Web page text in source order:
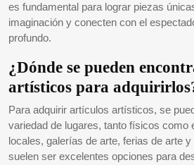
es fundamental para lograr piezas
imaginación y conecten con el
profundo.
¿Dónde se pueden
artísticos para
Para adquirir artículos artísticos, se
variedad de lugares, tanto físicos como
locales, galerías de arte, ferias de arte
suelen ser excelentes opciones para